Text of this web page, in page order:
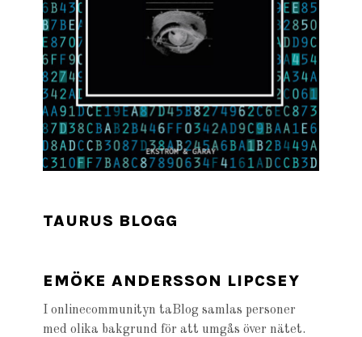
TAURUS BLOGG
EMÖKE ANDERSSON LIPCSEY
I onlinecommunityn taBlog samlas personer
med olika bakgrund för att umgås över nätet.